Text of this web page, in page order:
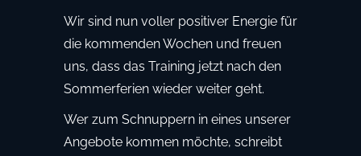
Wir sind nun voller positiver Energie für
die kommenden Wochen und freuen
uns, dass das Training jetzt nach den
Sommerferien wieder weiter geht.
Wer zum Schnuppern in eines unserer
Angebote kommen möchte, schreibt